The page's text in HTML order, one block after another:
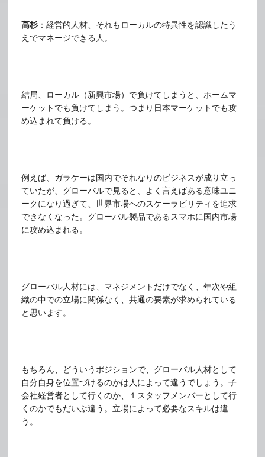
高杉：経営的人材、それもローカルの特異性を認識したう
えでマネージできる人。
結局、ローカル（新興市場）で負けてしまうと、ホームマ
ーケットでも負けてしまう。つまり日本マーケットでも攻
め込まれて負ける。
例えば、ガラケーは国内でそれなりのビジネスが成り立っ
ていたが、グローバルで見ると、よく言えばある意味ユニ
ークになり過ぎて、世界市場へのスケーラビリティを追求
できなくなった。グローバル製品であるスマホに国内市場
に攻め込まれる。
グローバル人材には、マネジメントだけでなく、年次や組
織の中での立場に関係なく、共通の要素が求められている
と思います。
もちろん、どういうポジションで、グローバル人材として
自分自身を位置づけるのかは人によって違うでしょう。子
会社経営者として行くのか、１スタッフメンバーとして行
くのかでもだいぶ違う。立場によって必要なスキルは違
う。